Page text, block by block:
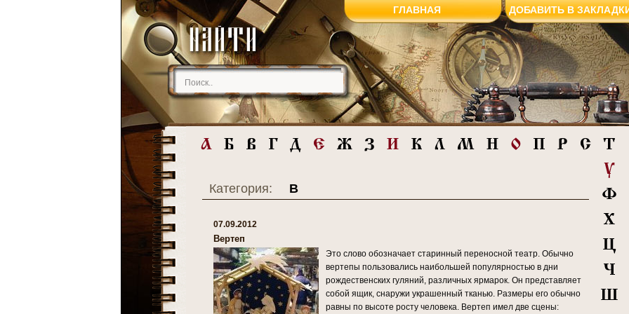
ГЛАВНАЯ ДОБАВИТЬ В
Категория: В
07.09.2012
Вертеп
Это слово обозначает старинный переносной театр. Обычно
вертепы пользовались наибольшей популярностью в дни
рождественских гуляний, различных ярмарок. Он представляет
собой ящик, снаружи украшенный тканью. Размеры его обычно
равны по высоте росту человека. Вертеп имел две сцены: